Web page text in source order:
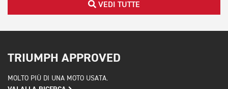
VEDI TUTTE
TRIUMPH APPROVED
MOLTO PIÙ DI UNA MOTO USATA.